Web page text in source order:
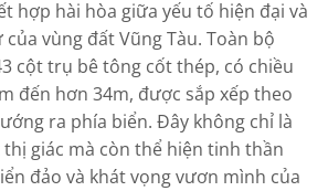
hợp hài hòa giữa yếu tố hiện đại và
vùng đất Vũng Tàu. Toàn bộ
cột trụ bê tông cốt thép, có chiều
đến hơn 34m, được sắp xếp theo
ra phía biển. Đây không chỉ là
giác mà còn thể hiện tinh thần
đảo và khát vọng vươn mình của